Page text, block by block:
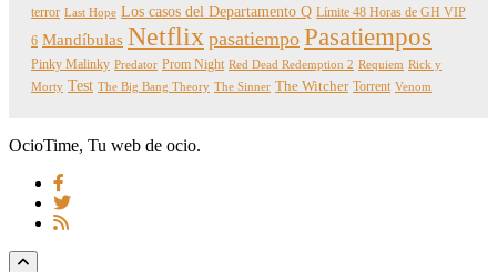
terror Last Hope Los casos del Departamento Q Límite 48 Horas de GH VIP
6 Mandíbulas Netflix pasatiempo Pasatiempos
Pinky Malinky Predator Prom Night Red Dead Redemption 2 Requiem Rick y
Morty Test The Big Bang Theory The Sinner The Witcher Torrent Venom
OcioTime, Tu web de ocio.